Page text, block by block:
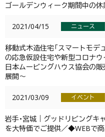
ゴールデンウィーク期間中の
2021/04/15 ニュース
移動式木造住宅「スマートモデ
の応急仮設住宅や新型コロナウ
日本ムービングハウス協会の
展開～
2021/03/09 イベント
岩手・宮城｜グッドリビングキ
を大特価でご提供／◆WEBで